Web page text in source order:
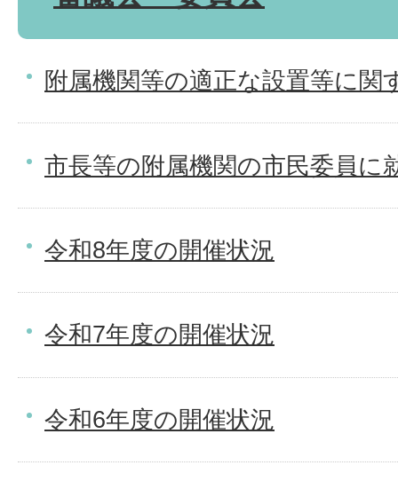
附属機関等の適正な設置等に関
市長等の附属機関の市民委員に
令和8年度の開催状況
令和7年度の開催状況
令和6年度の開催状況